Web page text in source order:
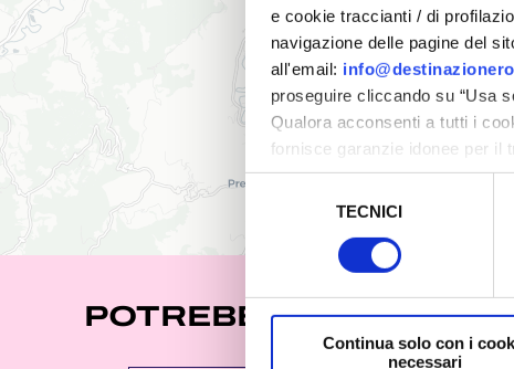
e cookie traccianti / di
navigazione delle pagine del
all'email:
proseguire cliccando su “Usa
Qualora acconsenti a tutti i
fornisce garanzie idonee per il
sicurezza a Tutela dei
Selezione
TECNICI
Continua solo con i
necessari
POTREBBE